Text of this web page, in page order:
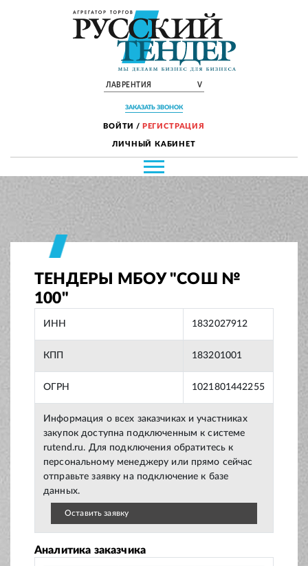
ЛАВРЕНТИЯ V
ЗАКАЗАТЬ ЗВОНОК
ВОЙТИ / РЕГИСТРАЦИЯ
ЛИЧНЫЙ КАБИНЕТ
ТЕНДЕРЫ МБОУ "СОШ №
100"
ИНН 1832027912
КПП 183201001
ОГРН 1021801442255
Информация о всех заказчиках и участниках
закупок доступна подключенным к системе
rutend.ru. Для подключения обратитесь к
персональному менеджеру или прямо сейчас
отправьте заявку на подключение к базе
данных.
Оставить заявку
Аналитика заказчика